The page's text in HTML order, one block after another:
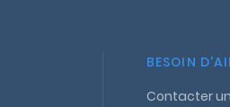
BESOIN
Contacter